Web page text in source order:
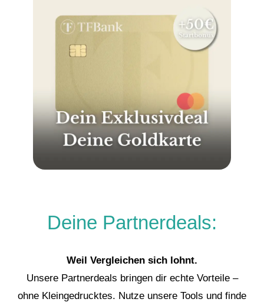
Deine Partnerdeals:
Weil Vergleichen sich lohnt.
Unsere Partnerdeals bringen dir echte Vorteile –
ohne Kleingedrucktes. Nutze unsere Tools und finde